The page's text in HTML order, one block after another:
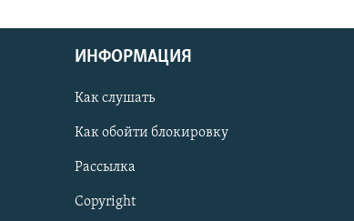
ИНФОРМАЦИЯ
Как слушать
Как обойти блокировку
Рассылка
Copyright